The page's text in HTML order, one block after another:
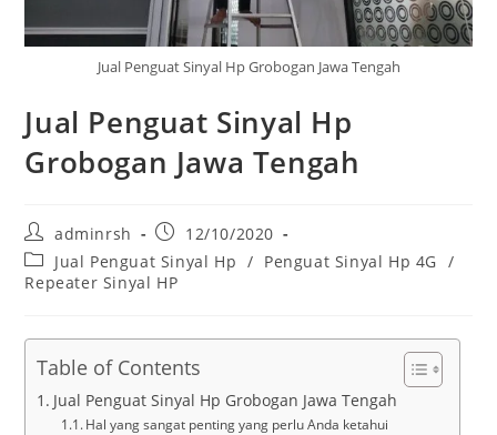
Jual Penguat Sinyal Hp Grobogan Jawa Tengah
Jual Penguat Sinyal Hp
Grobogan Jawa Tengah
Post
author:
adminrsh
Post
published:
12/10/2020
Post
category:
Jual Penguat Sinyal Hp / Penguat Sinyal Hp 4G /
Repeater Sinyal HP
Table of Contents
Jual Penguat Sinyal Hp Grobogan Jawa Tengah
Hal yang sangat penting yang perlu Anda ketahui